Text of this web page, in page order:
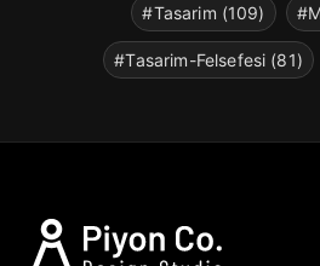
#Tasarim (109)
#Tasarim-Felsefesi (81)